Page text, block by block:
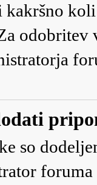
odobritev
so